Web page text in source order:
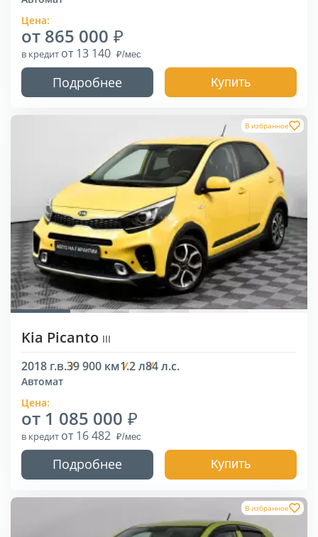
Цена:
от 865 000
в кредит от 13 140
Подробнее Купить
В избранное
Kia Picanto III
2018 г.в.39 900 км1.2 л84 л.с.
Автомат
Цена:
от 1 085 000
в кредит от 16 482
Подробнее Купить
В избранное